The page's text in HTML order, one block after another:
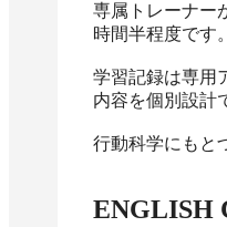
専属トレーナー
時間半程度です。
学習記録は専用
内容を個別設計
行動科学にもと
ENGLISH